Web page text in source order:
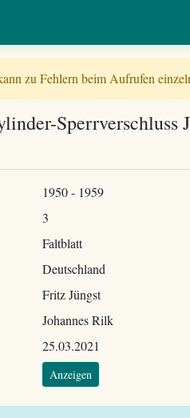
zu Fehlern beim Aufrufen
Sperrverschluss
1950 - 1959
3
Faltblatt
Deutschland
Fritz Jüngst
Johannes Rilk
25.03.2021
Anzeigen